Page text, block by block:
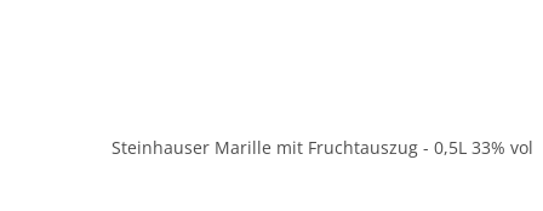
Steinhauser Marille mit Fruchtauszug - 0,5L 33% vol